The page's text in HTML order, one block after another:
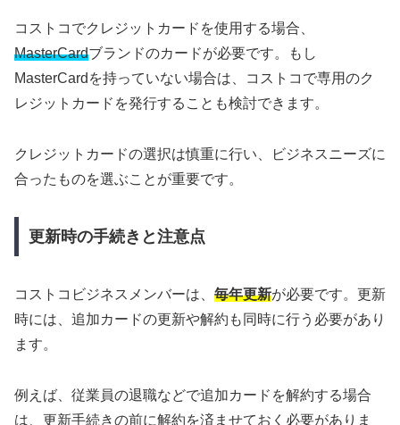
コストコでクレジットカードを使用する場合、
MasterCardブランドのカードが必要です。もし
MasterCardを持っていない場合は、コストコで専用のク
レジットカードを発行することも検討できます。
クレジットカードの選択は慎重に行い、ビジネスニーズに
合ったものを選ぶことが重要です。
更新時の手続きと注意点
コストコビジネスメンバーは、 毎年更新が必要です。更新
時には、追加カードの更新や解約も同時に行う必要があり
ます。
例えば、従業員の退職などで追加カードを解約する場合
は、更新手続きの前に解約を済ませておく必要がありま